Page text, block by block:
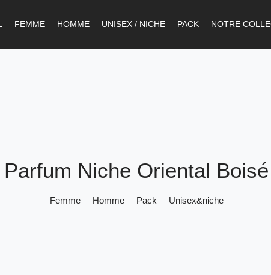
FEMME HOMME UNISEX / NICHE PACK NOTRE
Parfum Niche Oriental Boisé
Femme Homme Pack Unisex&niche